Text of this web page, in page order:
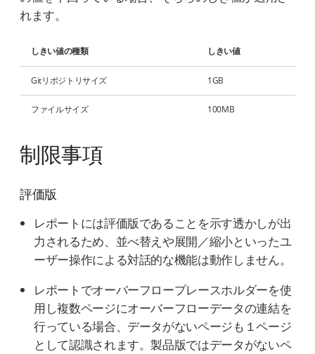
れます。
しきい値の種類 しきい値
Gitリポジトリサイズ 1GB
ファイルサイズ 100MB
制限事項
評価版
レポートには評価版であることを示す透かしが出
力されるため、並べ替えや展開／縮小といったユ
ーザー操作による対話的な機能は動作しません。
レポートでオーバーフロープレースホルダーを使
用し複数ページにオーバーフローデータの連結を
行っている場合、データがないページも１ページ
として認識されます。製品版ではデータがないペ